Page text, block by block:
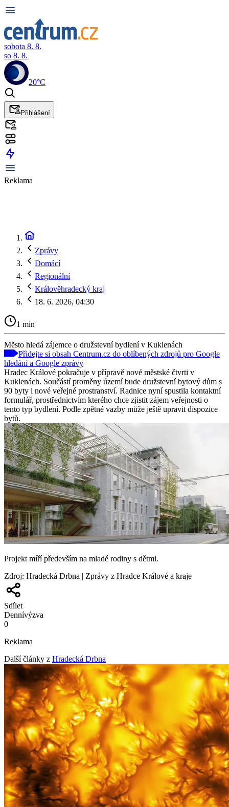
sobota 8. 8.
so 8. 8.
20°C
Přihlášení
Reklama
Zprávy
Domácí
Regionální
Králověhradecký kraj
18. 6. 2026, 04:30
1 min
Město hledá zájemce o družstevní bydlení v Kuklenách
Přidejte si obsah Centrum.cz do oblíbených zdrojů pro Google
hledání a Google zprávy
Hradec Králové pokračuje v přípravě nové městské čtvrti v
Kuklenách. Součástí proměny území bude družstevní bytový dům s
90 byty i nové veřejné prostranství. Radnice nyní spustila kontaktní
formulář, prostřednictvím kterého chce zjistit zájem veřejnosti o
tento typ bydlení. Podle zpětné vazby může ještě upravit dispozice
bytů.
Projekt míří především na mladé rodiny s dětmi.
Zdroj: Hradecká Drbna | Zprávy z Hradce Králové a kraje
Sdílet
Dennívýzva
0
Reklama
Další články z Hradecká Drbna